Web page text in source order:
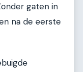
gaten in
na de eerste